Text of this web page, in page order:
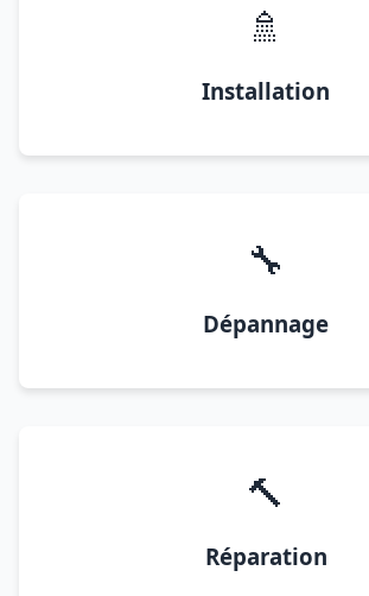
🚿
Installation
🔧
Dépannage
🔨
Réparation